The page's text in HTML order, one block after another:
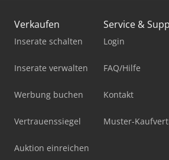
Verkaufen
Inserate schalten
Inserate verwalten
Werbung buchen
Vertrauenssiegel
Auktion einreichen
Service &
Login
FAQ/Hilfe
Kontakt
Muster-